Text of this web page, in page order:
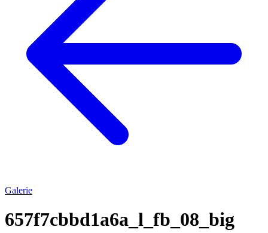
Galerie
657f7cbbd1a6a_l_fb_08_big